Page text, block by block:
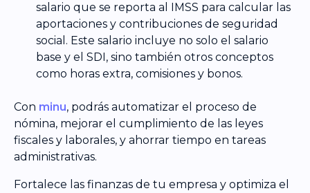
salario que se reporta al IMSS para calcular las
aportaciones y contribuciones de seguridad
social. Este salario incluye no solo el salario
base y el SDI, sino también otros conceptos
como horas extra, comisiones y bonos.
Con minu, podrás automatizar el proceso de
nómina, mejorar el cumplimiento de las leyes
fiscales y laborales, y ahorrar tiempo en tareas
administrativas.
Fortalece las finanzas de tu empresa y optimiza el